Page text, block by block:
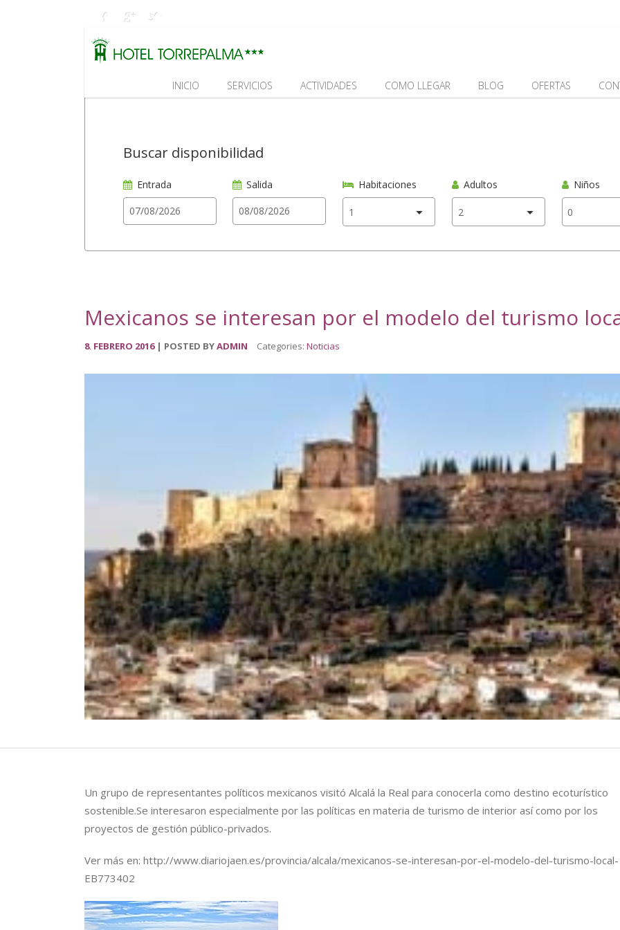
INICIO SERVICIOS ACTIVIDADES COMO LLEGAR BLOG OFERTAS
Buscar disponibilidad
Entrada Salida Habitaciones Adultos Niños
Mexicanos se interesan por el modelo del turismo
8. FEBRERO 2016 POSTED BYADMIN Categories: Noticias
Un grupo de representantes políticos mexicanos visitó Alcalá la Real para conocerla como destino ecoturístico
sostenible.Se interesaron especialmente por las políticas en materia de turismo de interior así como por los
proyectos de gestión público-privados.
Ver más en: http://www.diariojaen.es/provincia/alcala/mexicanos-se-interesan-por-el-modelo-del-turismo-local-
EB773402